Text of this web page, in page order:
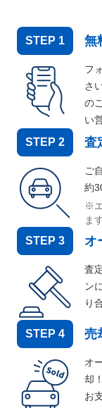
STEP 1 無
フ
さ
の
い
STEP 2 査
ご
約
※
ま
STEP 3 オ
査
ン
り
STEP 4 売
オ
却
お